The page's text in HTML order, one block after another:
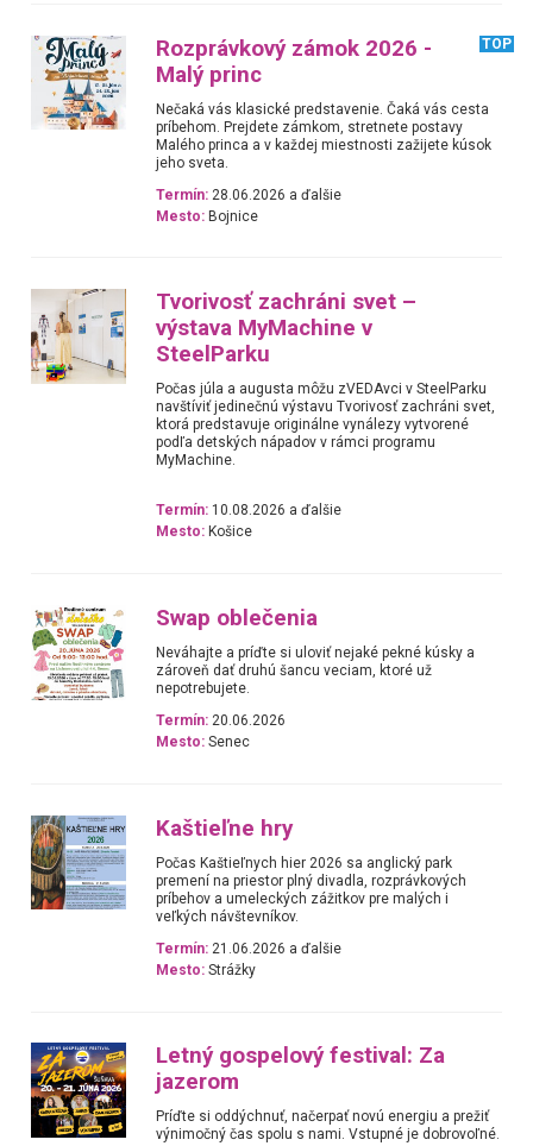
Rozprávkový zámok 2026 -
Malý princ
TOP
Nečaká vás klasické predstavenie. Čaká vás cesta
príbehom. Prejdete zámkom, stretnete postavy
Malého princa a v každej miestnosti zažijete kúsok
jeho sveta.
Termín: 28.06.2026 a ďalšie
Mesto: Bojnice
Tvorivosť zachráni svet –
výstava MyMachine v
SteelParku
Počas júla a augusta môžu zVEDAvci v SteelParku
navštíviť jedinečnú výstavu Tvorivosť zachráni svet,
ktorá predstavuje originálne vynálezy vytvorené
podľa detských nápadov v rámci programu
MyMachine.
Termín: 10.08.2026 a ďalšie
Mesto: Košice
Swap oblečenia
Neváhajte a príďte si uloviť nejaké pekné kúsky a
zároveň dať druhú šancu veciam, ktoré už
nepotrebujete.
Termín: 20.06.2026
Mesto: Senec
Kaštieľne hry
Počas Kaštieľnych hier 2026 sa anglický park
premení na priestor plný divadla, rozprávkových
príbehov a umeleckých zážitkov pre malých i
veľkých návštevníkov.
Termín: 21.06.2026 a ďalšie
Mesto: Strážky
Letný gospelový festival: Za
jazerom
Príďte si oddýchnuť, načerpať novú energiu a prežiť
výnimočný čas spolu s nami. Vstupné je dobrovoľné.